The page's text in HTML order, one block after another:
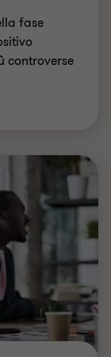
fase
controverse